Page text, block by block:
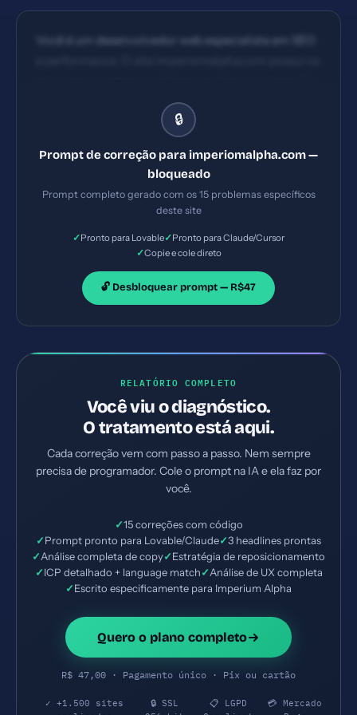
Você é um desenvolvedor web especialista em SEO
Permissions-Policy ausente 3) Title com 14
caracteres (ideal: 30-60) 4) Meta description
gerando os arquivos necessários e configurações de
servidor. Priorize as correções críticas primeiro.
🔒
Prompt de correção para imperiomalpha.com —
bloqueado
Prompt completo gerado com os 15 problemas específicos
deste site
✓Pronto para Lovable✓Pronto para Claude/Cursor
✓Copie e cole direto
🔓 Desbloquear prompt — R$47
RELATÓRIO COMPLETO
Você viu o diagnóstico.
O tratamento está aqui.
Cada correção vem com passo a passo. Nem sempre
precisa de programador. Cole o prompt na IA e ela faz por
você.
✓15 correções com código
✓Prompt pronto para Lovable/Claude✓3 headlines prontas
✓Análise completa de copy✓Estratégia de reposicionamento
✓ICP detalhado + language match✓Análise de UX completa
✓Escrito especificamente para Imperium Alpha
Quero o plano completo
R$ 47,00 · Pagamento único · Pix ou cartão
✓ +1.500 sites
🔒 SSL
📋 LGPD
💳 Mercado